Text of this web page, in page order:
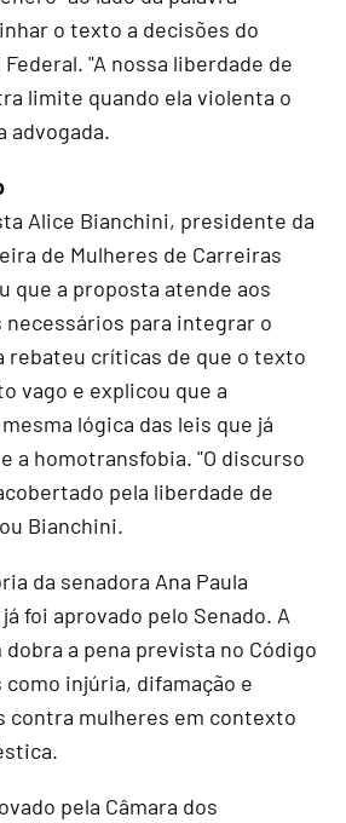
o texto a decisões do
"A nossa liberdade de
limite quando ela violenta o
advogada.
Alice Bianchini, presidente da
de Mulheres de Carreiras
que a proposta atende aos
para integrar o
rebateu críticas de que o texto
vago e explicou que a
lógica das leis que já
a homotransfobia. "O discurso
pela liberdade de
Bianchini.
da senadora Ana Paula
foi aprovado pelo Senado. A
a pena prevista no Código
como injúria, difamação e
contra mulheres em contexto
.
pela Câmara dos